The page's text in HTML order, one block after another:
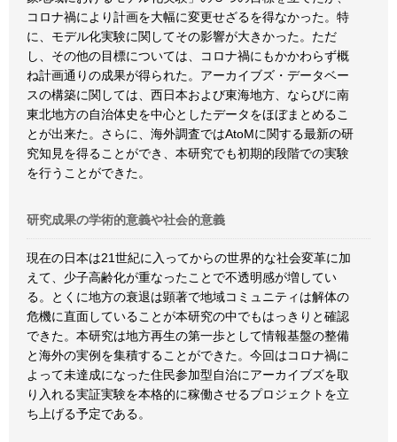
コロナ禍により計画を大幅に変更せざるを得なかった。特
に、モデル化実験に関してその影響が大きかった。ただ
し、その他の目標については、コロナ禍にもかかわらず概
ね計画通りの成果が得られた。アーカイブズ・データベー
スの構築に関しては、西日本および東海地方、ならびに南
東北地方の自治体史を中心としたデータをほぼまとめるこ
とが出来た。さらに、海外調査ではAtoMに関する最新の研
究知見を得ることができ、本研究でも初期的段階での実験
を行うことができた。
研究成果の学術的意義や社会的意義
現在の日本は21世紀に入ってからの世界的な社会変革に加
えて、少子高齢化が重なったことで不透明感が増してい
る。とくに地方の衰退は顕著で地域コミュニティは解体の
危機に直面していることが本研究の中でもはっきりと確認
できた。本研究は地方再生の第一歩として情報基盤の整備
と海外の実例を集積することができた。今回はコロナ禍に
よって未達成になった住民参加型自治にアーカイブズを取
り入れる実証実験を本格的に稼働させるプロジェクトを立
ち上げる予定である。